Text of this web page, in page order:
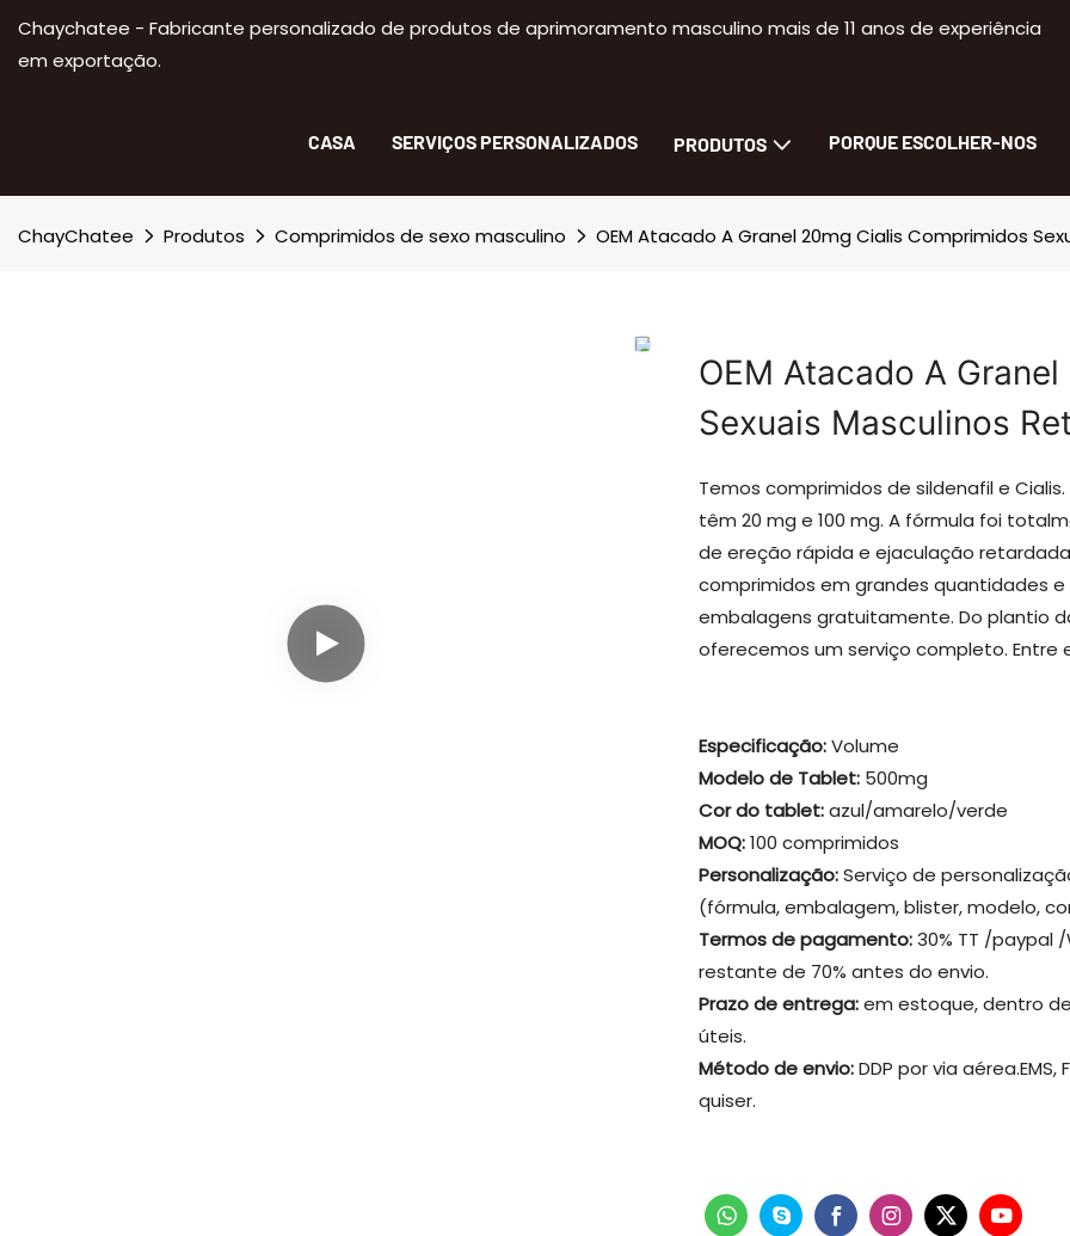
Chaychatee - Fabricante personalizado de produtos de aprimoramento masculino mais de 11 anos de experiência
em exportação.
CASA SERVIÇOS PERSONALIZADOS PRODUTOS PORQUE ESCOLHER-NOS
ChayChatee Produtos Comprimidos de sexo masculino OEM Atacado A Granel 20mg Cialis Comprimidos
OEM Atacado A
Sexuais Masculinos
Temos comprimidos de sildenafil e
têm 20 mg e 100 mg. A fórmula foi
de ereção rápida e ejaculação
comprimidos em grandes quantidades
embalagens gratuitamente. Do plantio
oferecemos um serviço completo.
Especificação:Volume
Modelo de Tablet: 500mg
Cor do tablet:azul/amarelo/verde
MOQ:100 comprimidos
Personalização:Serviço de
(fórmula, embalagem, blister, modelo,
Termos de pagamento:30% TT /paypal
restante de 70% antes do envio.
Prazo de entrega:em estoque, dentro
úteis.
Método de envio:DDP por via
quiser.